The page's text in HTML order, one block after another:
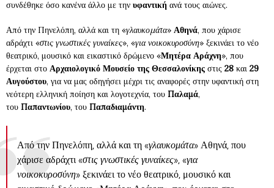
συνδέθηκε όσο κανένα άλλο με την υφαντική ανά τους αιώνες.
Από την Πηνελόπη, αλλά και τη «γλαυκομάτα» Αθηνά, που χάρισε
αδράχτι «στις γνωστικές γυναίκες», «για νοικοκυροσύνη» ξεκινάει το νέο
θεατρικό, μουσικό και εικαστικό δρώμενο «Μητέρα Αράχνη», που
έρχεται στο Αρχαιολογικό Μουσείο της Θεσσαλονίκης στις 28 και 29
Αυγούστου, για να μας οδηγήσει μέχρι τις αναφορές στην υφαντική στη
νεότερη ελληνική ποίηση και λογοτεχνία, του Παλαμά,
του Παπαντωνίου, του Παπαδιαμάντη.
Από την Πηνελόπη, αλλά και τη «γλαυκομάτα» Αθηνά, που
χάρισε αδράχτι «στις γνωστικές γυναίκες», «για
νοικοκυροσύνη» ξεκινάει το νέο θεατρικό, μουσικό και